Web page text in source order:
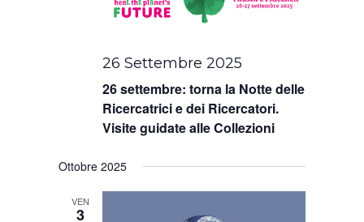
26 settembre: torna la Notte delle
Ricercatrici e dei Ricercatori.
Visite guidate alle Collezioni
26 Settembre 2025
Ottobre 2025
VEN
3